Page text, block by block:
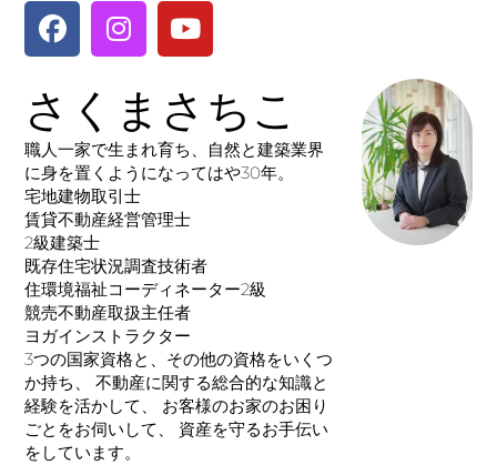
さくまさちこ
職人一家で生まれ育ち、自然と建築業界
に身を置くようになってはや30年。
宅地建物取引士
賃貸不動産経営管理士
2級建築士
既存住宅状況調査技術者
住環境福祉コーディネーター2級
競売不動産取扱主任者
ヨガインストラクター
3つの国家資格と、その他の資格をいくつ
か持ち、 不動産に関する総合的な知識と
経験を活かして、 お客様のお家のお困り
ごとをお伺いして、 資産を守るお手伝い
をしています。